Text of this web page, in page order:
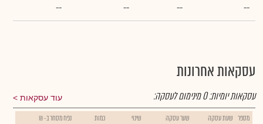
--
--
--
--
עסקאות אחרונות
עוד עסקאות עסקאות יומיות:0מינימום לעסקה:
מספר שעת עסקה שער עסקה שינוי כמות נפח מסחר ב- ₪